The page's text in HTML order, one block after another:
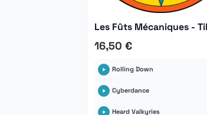
16,50 €
Rolling Down
Cyberdance
Heard Valkyries